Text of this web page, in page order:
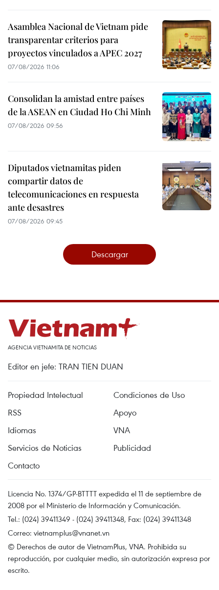
Asamblea Nacional de Vietnam pide
transparentar criterios para
proyectos vinculados a APEC 2027
07/08/2026 11:06
Consolidan la amistad entre países
de la ASEAN en Ciudad Ho Chi Minh
07/08/2026 09:56
Diputados vietnamitas piden
compartir datos de
telecomunicaciones en respuesta
ante desastres
07/08/2026 09:45
Descargar
AGENCIA VIETNAMITA DE NOTICIAS
Editor en jefe: TRAN TIEN DUAN
Propiedad Intelectual
Condiciones de Uso
RSS
Apoyo
Idiomas
VNA
Servicios de Noticias
Publicidad
Contacto
Licencia No. 1374/GP-BTTTT expedida el 11 de septiembre de
2008 por el Ministerio de Información y Comunicación.
Tel.: (024) 39411349 - (024) 39411348, Fax: (024) 39411348
Correo: vietnamplus@vnanet.vn
© Derechos de autor de VietnamPlus, VNA. Prohibida su
reproducción, por cualquier medio, sin autorización expresa por
escrito.